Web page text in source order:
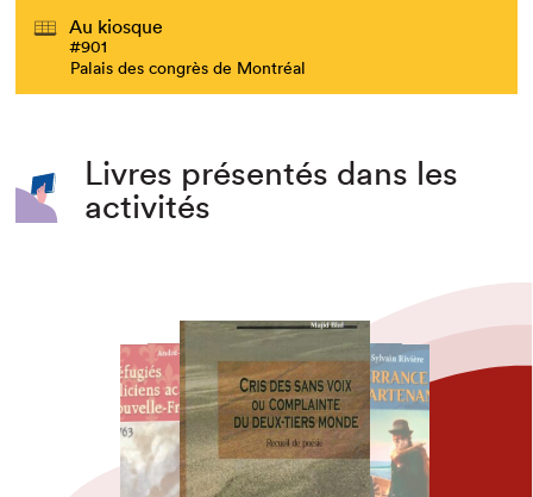
Au kiosque
#901
Palais des congrès de Montréal
Livres présentés dans les
activités